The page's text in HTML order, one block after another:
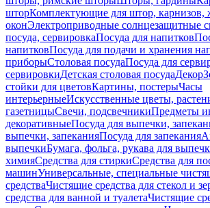
шторКомплектующие для штор, карнизов,
оконЭлектроприводные солнцезащитные
посуда, сервировкаПосуда для напитков
напитковПосуда для подачи и хранения
приборыСтоловая посудаПосуда для
сервировкиДетская столовая посудаДекор
стойки для цветовКартины, постерыЧасы
интерьерныеИскусственные цветы,
газетницыСвечи, подсвечникиПредметы
декоративныеПосуда для выпечки,
выпечки, запеканияПосуда для запекания
выпечкиБумага, фольга, рукава для
химияСредства для стиркиСредства для
машинУниверсальные, специальные
средстваЧистящие средства для стекол и
средства для ванной и туалетаЧистящие